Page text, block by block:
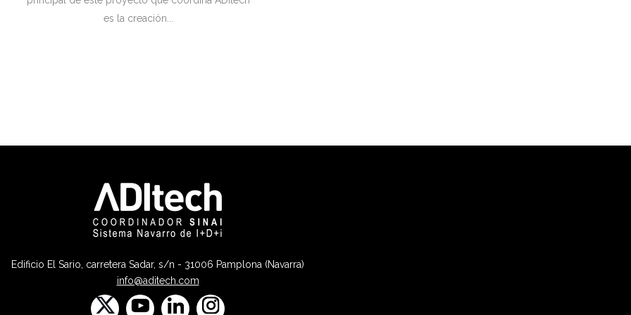
es la creación...
Edificio El Sario, carretera Sadar, s/n - 31006 Pamplona (Navarra)
info@aditech.com